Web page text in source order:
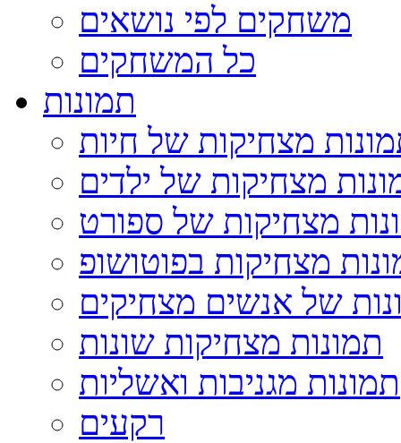
משחקים לפי נושאים
כל המשחקים
תמונות
מצחיקות של חיות
מצחיקות של ילדים
מצחיקות של ספורט
מצחיקות בפוטושופ
של אנשים מצחיקים
תמונות מצחיקות שונות
תמונות מגניבות ואשליות
רקעים